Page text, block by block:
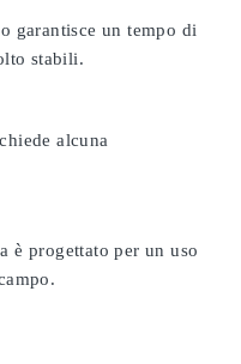
garantisce un tempo di
stabili.
alcuna
è progettato per un uso